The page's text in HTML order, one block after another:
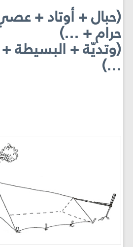
(حبال + أوتاد +
حرام + ...)
(وتديّة + البسيطة
...)